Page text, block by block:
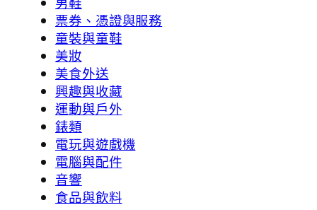
票券、憑證與服務
童裝與童鞋
美妝
美食外送
興趣與收藏
運動與戶外
錶類
電玩與遊戲機
電腦與配件
音響
食品與飲料